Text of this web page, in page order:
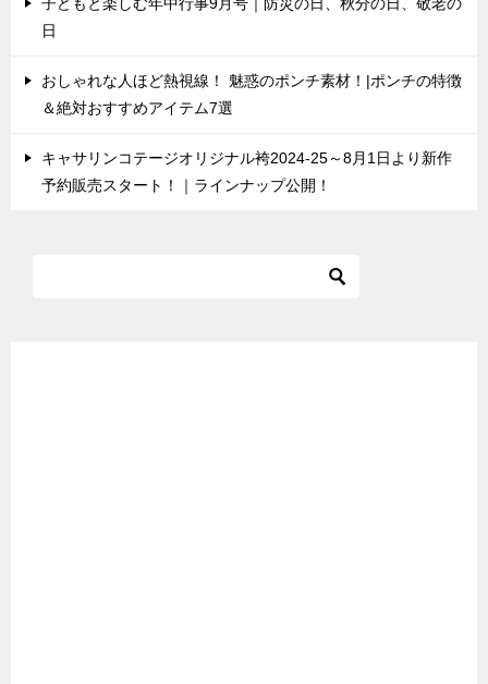
日
おしゃれな人ほど熱視線！ 魅惑のポンチ素材！|ポンチの特徴
＆絶対おすすめアイテム7選
キャサリンコテージオリジナル袴2024-25～8月1日より新作
予約販売スタート！｜ラインナップ公開！